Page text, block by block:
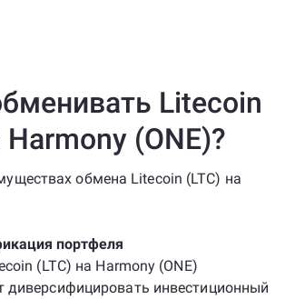
Litecoin
Harmony (ONE)?
обмена Litecoin (LTC) на
портфеля
(LTC) на Harmony (ONE)
диверсифицировать инвестиционный